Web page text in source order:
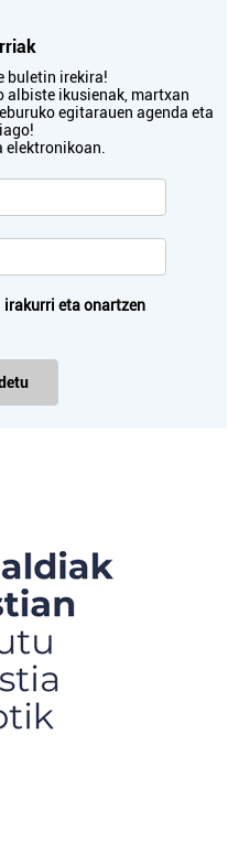
buletin irekira!
albiste ikusienak, martxan
egitarauen agenda eta
elektronikoan.
irakurri eta onartzen